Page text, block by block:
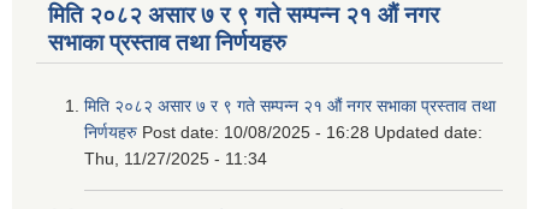
मिति २०८२ असार ७ र ९ गते सम्पन्न २१ औं नगर
सभाका प्रस्ताव तथा निर्णयहरु
मिति २०८२ असार ७ र ९ गते सम्पन्न २१ औं नगर सभाका प्रस्ताव तथा
निर्णयहरु Post date: 10/08/2025 - 16:28 Updated date:
Thu, 11/27/2025 - 11:34